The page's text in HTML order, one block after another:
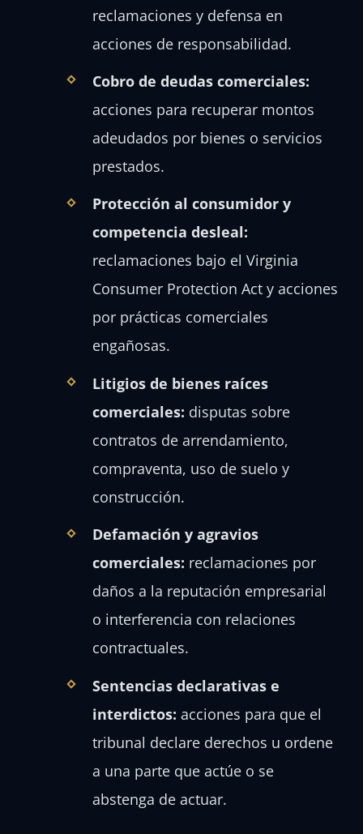
reclamaciones y defensa en
acciones de responsabilidad.
Cobro de deudas comerciales:
acciones para recuperar montos
adeudados por bienes o servicios
prestados.
Protección al consumidor y
competencia desleal:
reclamaciones bajo el Virginia
Consumer Protection Act y acciones
por prácticas comerciales
engañosas.
Litigios de bienes raíces
comerciales: disputas sobre
contratos de arrendamiento,
compraventa, uso de suelo y
construcción.
Defamación y agravios
comerciales: reclamaciones por
daños a la reputación empresarial
o interferencia con relaciones
contractuales.
Sentencias declarativas e
interdictos: acciones para que el
tribunal declare derechos u ordene
a una parte que actúe o se
abstenga de actuar.